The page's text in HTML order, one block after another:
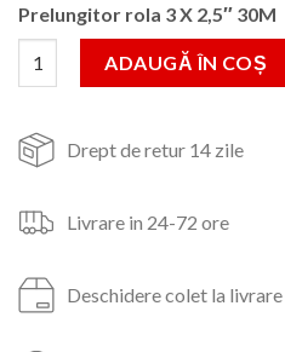
a
fost:
339lei.
este:
207lei.
Prelungitor rola 3 X 2,5″ 30M
Cantitate Prelungitor rola tip
ADAUGĂ ÎN COȘ
Drept de retur 14 zile
Livrare in 24-72 ore
Deschidere colet la livrare